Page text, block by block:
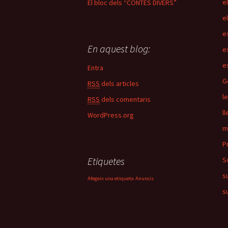
El bloc dels “CONTES DIVERS”
En aquest blog:
Entra
RSS dels articles
RSS dels comentaris
WordPress.org
Etiquetes
Afegeix una etiqueta Anuncis